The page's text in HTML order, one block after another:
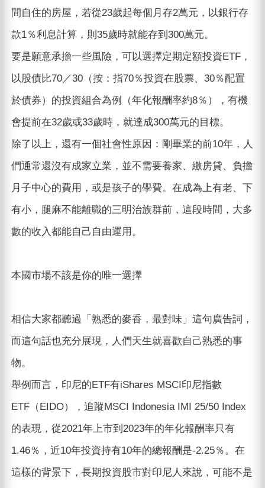
間自住的房屋，若從23歲起每個月存2萬元，以銀行存
款1％利息計算，則35歲時就能存到300萬元。
要是願意承擔一些風險，可以選擇定期定額投資ETF，
以股債比70／30（按：指70％投資在股票、30％配置
於債券）的投資組合為例（年化報酬率約8％），有機
會提前在32歲或33歲時，就達成300萬元的目標。
除了以上，還有一個社會性原因：剛畢業的前10年，人
們通常還沒有成家立業，並不需要養家、繳房貸、負擔
月子中心的費用，或是孩子的學費。在成為上有老、下
有小，腿麻不能離職的三明治族群前，這段時間，大多
數的收入都能自己自由運用。
本國市場不該是你的唯一選擇
相信大家都聽過「熟悉的麥香，最對味」這句廣告詞，
而這句話也充分展現，人們天生就喜歡自己熟悉的事
物。
舉例而言，印尼的ETF有iShares MSCI印尼指數
ETF（EIDO），追蹤MSCI Indonesia IMI 25/50 Index
的表現，從2021年上市到2023年的年化報酬率只有
1.46％，近10年投資持有10年的總報酬是-2.25％。在
這樣的背景下，長期投資股市對印尼人來說，可能不是